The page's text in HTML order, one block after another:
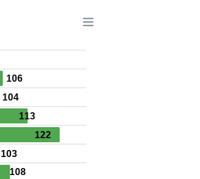
106
104
113
122
103
108